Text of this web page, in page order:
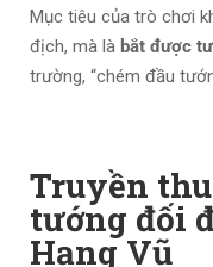
Mục tiêu của trò chơi
địch, mà là bắt được
trường, “chém đầu
Truyền
tướng đối
Hạng Vũ